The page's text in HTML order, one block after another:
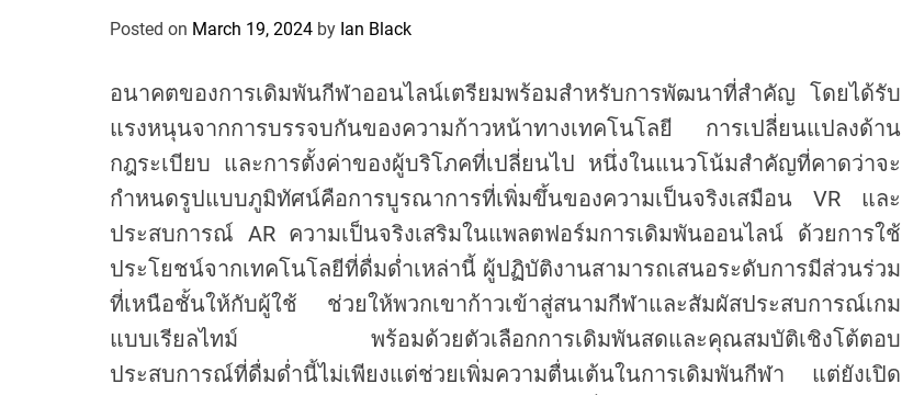
e
a
m
Posted on March 19, 2024 by Ian Black
อนาคตของการเดิมพันกีฬาออนไลน์เตรียมพร้อมสำหรับการพัฒนาที่สำคัญ โดยได้รับ
แรงหนุนจากการบรรจบกันของความก้าวหน้าทางเทคโนโลยี การเปลี่ยนแปลงด้าน
กฎระเบียบ และการตั้งค่าของผู้บริโภคที่เปลี่ยนไป หนึ่งในแนวโน้มสำคัญที่คาดว่าจะ
กำหนดรูปแบบภูมิทัศน์คือการบูรณาการที่เพิ่มขึ้นของความเป็นจริงเสมือน VR และ
ประสบการณ์ AR ความเป็นจริงเสริมในแพลตฟอร์มการเดิมพันออนไลน์ ด้วยการใช้
ประโยชน์จากเทคโนโลยีที่ดื่มด่ำเหล่านี้ ผู้ปฏิบัติงานสามารถเสนอระดับการมีส่วนร่วม
ที่เหนือชั้นให้กับผู้ใช้ ช่วยให้พวกเขาก้าวเข้าสู่สนามกีฬาและสัมผัสประสบการณ์เกม
แบบเรียลไทม์ พร้อมด้วยตัวเลือกการเดิมพันสดและคุณสมบัติเชิงโต้ตอบ
ประสบการณ์ที่ดื่มด่ำนี้ไม่เพียงแต่ช่วยเพิ่มความตื่นเต้นในการเดิมพันกีฬา แต่ยังเปิด